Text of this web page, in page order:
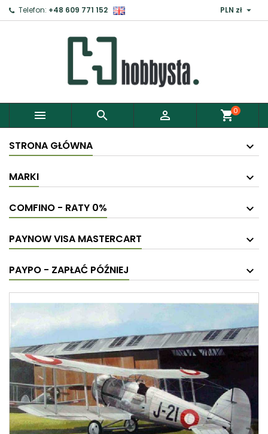
Telefon: +48 609 771 152 PLN zł 
   shopping_cart0
STRONA GŁÓWNA
MARKI
COMFINO - RATY 0%
PAYNOW VISA MASTERCART
PAYPO - ZAPŁAĆ PÓŹNIEJ